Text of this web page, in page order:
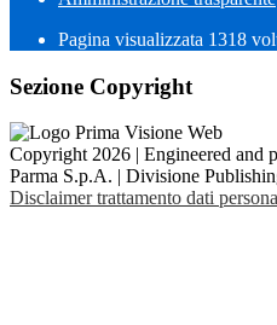
Pagina visualizzata 1318
Sezione Copyright
Copyright 2026 | Engineered and
Parma S.p.A. | Divisione
Disclaimer trattamento dati